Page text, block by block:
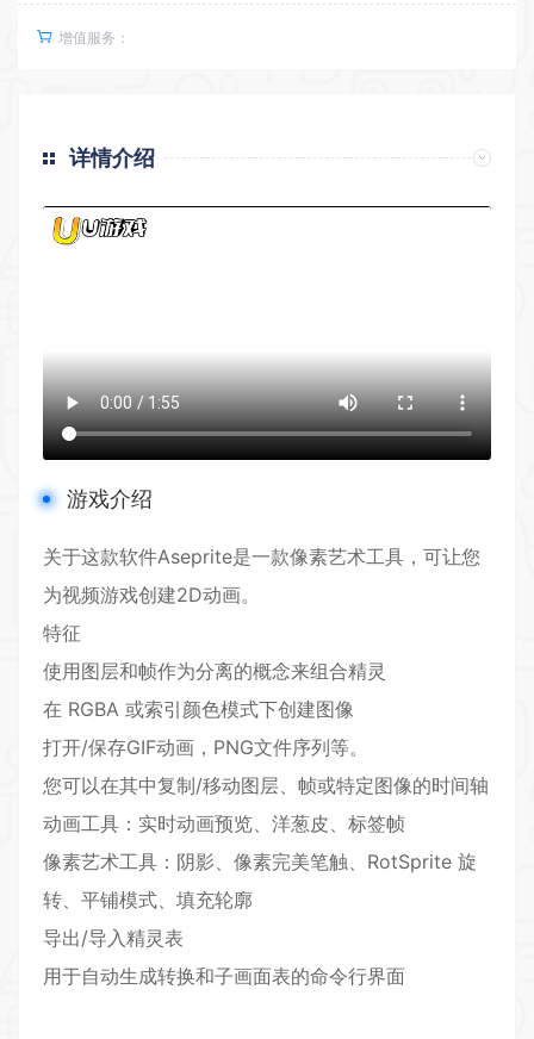
增值服务：
详情介绍
游戏介绍
关于这款软件Aseprite是一款像素艺术工具 ，可让您
为视频游戏创建2D动画。
特征
使用图层和帧作为分离的概念来组合精灵
在 RGBA 或索引颜色模式下创建图像
打开/保存GIF动画，PNG文件序列等。
您可以在其中复制/移动图层、帧或特定图像的时间轴
动画工具：实时动画预览、洋葱皮、标签帧
像素艺术工具：阴影、像素完美笔触、RotSprite 旋
转、平铺模式、填充轮廓
导出/导入精灵表
用于自动生成转换和子画面表的命令行界面